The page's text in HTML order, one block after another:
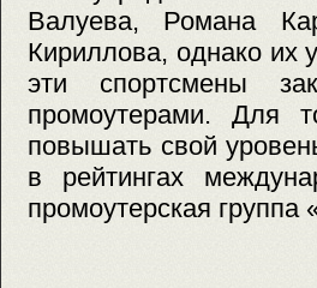
Валуева, Романа
Кириллова, однако их
эти спортсмены
промоутерами. Для
повышать свой
в рейтингах
промоутерская группа